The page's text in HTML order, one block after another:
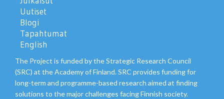
Uutiset
Blogi
Tapahtumat
English
The Project is funded by the Strategic Research Council
(SRC) at the Academy of Finland. SRC provides funding for
long-term and programme-based research aimed at finding
solutions to the major challenges facing Finnish society.